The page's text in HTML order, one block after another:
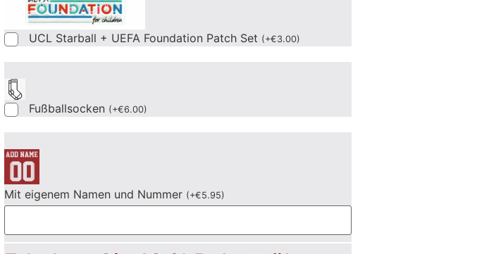
UCL Starball + UEFA Foundation Patch Set (+€3.00)
Fußballsocken (+€6.00)
Mit eigenem Namen und Nummer (+€5.95)